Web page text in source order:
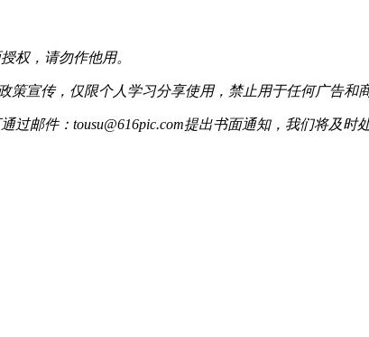
权，请勿作他用。
宣传，仅限个人学习分享使用，禁止用于任何广告和
邮件：tousu@616pic.com提出书面通知，我们将及时处